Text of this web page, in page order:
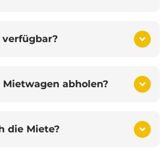
abholen?
die Miete?